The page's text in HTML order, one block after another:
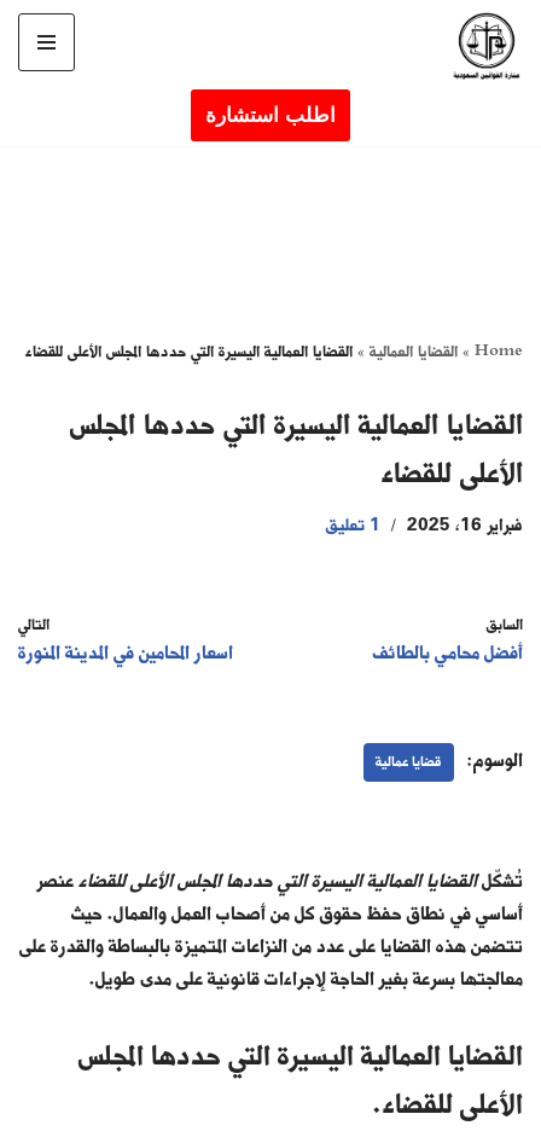
تخطى
اطلب استشارة
Home
»القضايا العمالية »القضايا العمالية اليسيرة التي حددها المجلس الأعلى للقضاء
القضايا العمالية اليسيرة التي حددها المجلس
الأعلى للقضاء
فبراير 16, 2025 1 تعليق
السابق
أفضل محامي بالطائف
التالي
اسعار المحامين في المدينة المنورة
الوسوم: قضايا عمالية
تُشكّلالقضايا العمالية اليسيرة التي حددها المجلس الأعلى للقضاءعنصر
أساسي في نطاق حفظ حقوق كل من أصحاب العمل والعمال. حيث
تتضمن هذه القضايا على عدد من النزاعات المتميزة بالبساطة والقدرة على
معالجتها بسرعة بغير الحاجة لإجراءات قانونية على مدى طويل.
القضايا العمالية اليسيرة التي حددها المجلس
الأعلى للقضاء.